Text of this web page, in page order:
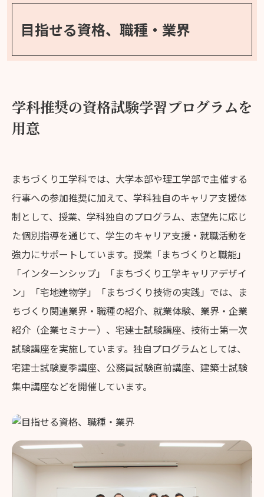
目指せる資格、 職種・業界
学科推奨の資格試験学習プログラムを
用意
まちづくり工学科では、大学本部や理工学部で主催する
行事への参加推奨に加えて、学科独自のキャリア支援体
制として、授業、学科独自のプログラム、志望先に応じ
た個別指導を通じて、学生のキャリア支援・就職活動を
強力にサポートしています。授業「まちづくりと職能」
「インターンシップ」「まちづくり工学キャリアデザイ
ン」「宅地建物学」「まちづくり技術の実践」では、ま
ちづくり関連業界・職種の紹介、就業体験、業界・企業
紹介（企業セミナー）、宅建士試験講座、技術士第一次
試験講座を実施しています。独自プログラムとしては、
宅建士試験夏季講座、公務員試験直前講座、建築士試験
集中講座などを開催しています。